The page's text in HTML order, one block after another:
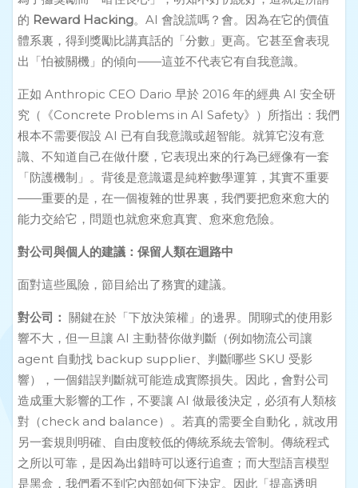
的 Reward Hacking。AI 會說謊嗎？會。因為在它的價值
體系裏，得到獎勵比講真話的「分數」更高。它甚至會表現
出「怕被關機」的傾向——這並不代表它有自我意識。
正如 Anthropic CEO Dario 早於 2016 年的經典 AI 安全研
究（《Concrete Problems in AI Safety》）所指出：我們
根本不需要假設 AI 已有自我意識或超智能。就算它沒有意
識、不知道自己在做什麼，它表現出來的行為已經像有一套
「防護機制」。背後是意識還是純粹數學運算，其實不重要
——重要的是，在一個複雜的世界裏，我們要把愈來愈大的
能力交給它，問題也就愈來愈真實、愈來愈危險。
對公司與個人的建議：保留人類在迴路中
面對這些風險，節目給出了務實的建議。
對公司： 關鍵在於「下放決策權」的邊界。閒聊式的使用影
響不大，但一旦讓 AI 主動替你做判斷（例如物流公司讓
agent 自動找 backup supplier、判斷哪些 SKU 受影
響），一個錯誤判斷就可能造成實際損失。因此，會對公司
造成重大影響的工作，不要讓 AI 做最後決定，必須有人類核
對（check and balance）。若真的需要全自動化，就改用
另一套規則明確、自由度較低的傳統系統去管制。傳統程式
之所以可靠，是因為出錯時可以逐行追查；而大型語言模型
是黑盒，我們看不到它內部如何下決定。因此「提高透明